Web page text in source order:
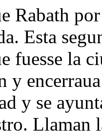
Rabath
Esta
fuesse la
y
y se